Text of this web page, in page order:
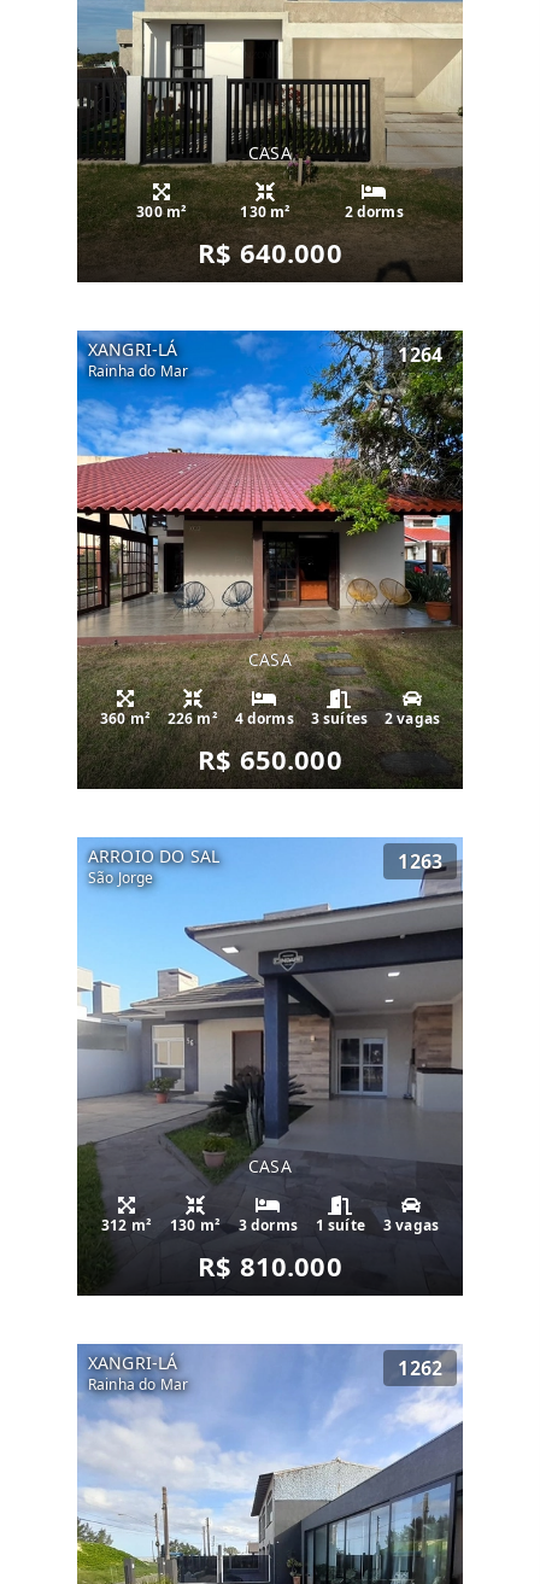
CASA
300 m² 130 m² 2 dorms
R$ 640.000
XANGRI-LÁ
Rainha do Mar
1264
CASA
360 m² 226 m² 4 dorms 3 suítes 2 vagas
R$ 650.000
ARROIO DO SAL
São Jorge
1263
CASA
312 m² 130 m² 3 dorms 1 suíte 3 vagas
R$ 810.000
XANGRI-LÁ
Rainha do Mar
1262